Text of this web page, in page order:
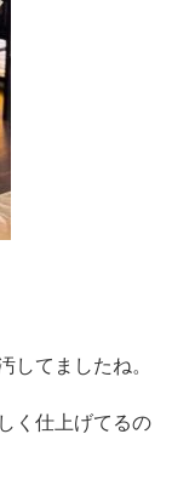
てましたね。
く仕上げてるの